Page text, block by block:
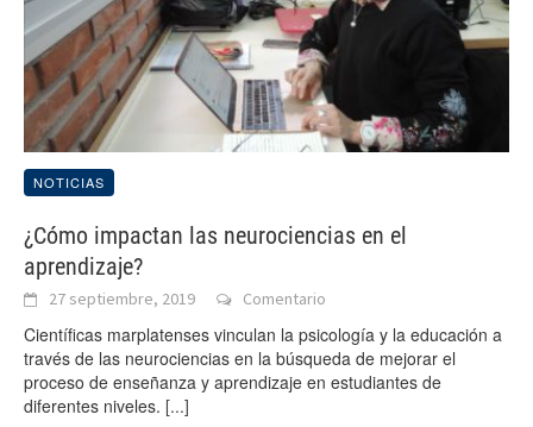
NOTICIAS
¿Cómo impactan las neurociencias en el
aprendizaje?
27 septiembre, 2019 Comentario
Científicas marplatenses vinculan la psicología y la educación a
través de las neurociencias en la búsqueda de mejorar el
proceso de enseñanza y aprendizaje en estudiantes de
diferentes niveles. [...]